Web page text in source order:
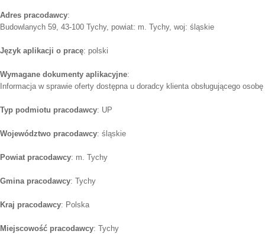
Adres pracodawcy:
Budowlanych 59, 43-100 Tychy, powiat: m. Tychy, woj: śląskie
Język aplikacji o pracę: polski
Wymagane dokumenty aplikacyjne:
Informacja w sprawie oferty dostępna u doradcy klienta obsługującego
Typ podmiotu pracodawcy: UP
Województwo pracodawcy: śląskie
Powiat pracodawcy: m. Tychy
Gmina pracodawcy: Tychy
Kraj pracodawcy: Polska
Miejscowość pracodawcy: Tychy